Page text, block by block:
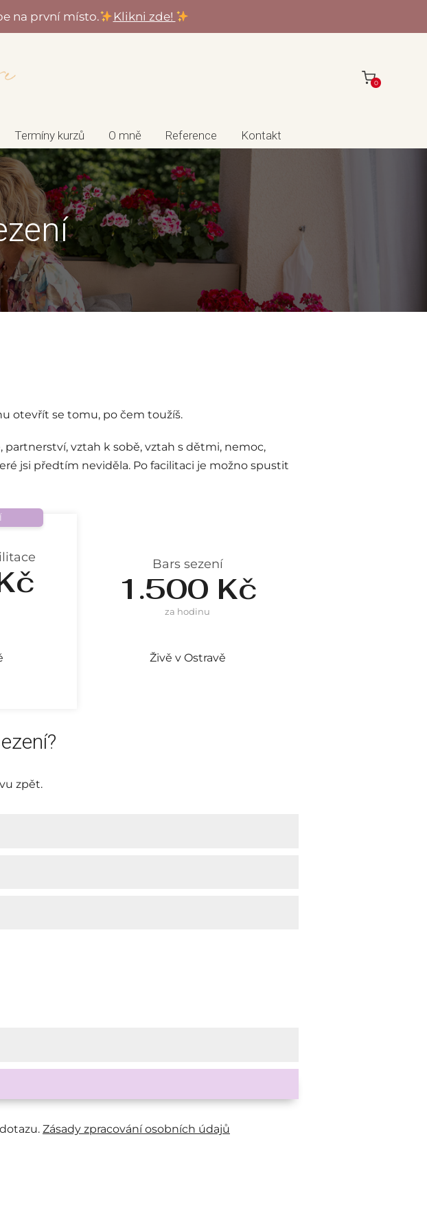
na první místo. Klikni zde!
0
Termíny kurzů O mně Reference Kontakt
otevřít se tomu, po čem toužíš.
vztah k sobě, vztah s dětmi, nemoc,
jsi předtím neviděla. Po facilitaci je možno spustit
Bars sezení
1.500 Kč
za hodinu
Živě v Ostravě
zpět.
Zásady zpracování osobních údajů